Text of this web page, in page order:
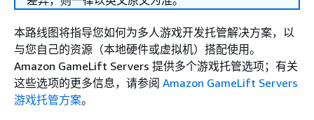
本路线图将指导您如何为多人游戏开发托管解决方案，以
与您自己的资源（本地硬件或虚拟机）搭配使用。
Amazon GameLift Servers 提供多个游戏托管选项；有关
这些选项的更多信息，请参阅 Amazon GameLift Servers
游戏托管方案。